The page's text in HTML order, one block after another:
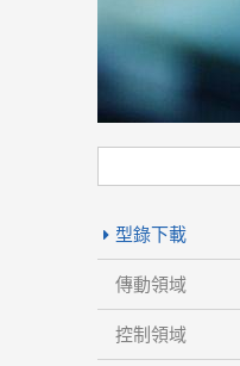
型錄下載
傳動領域
控制領域